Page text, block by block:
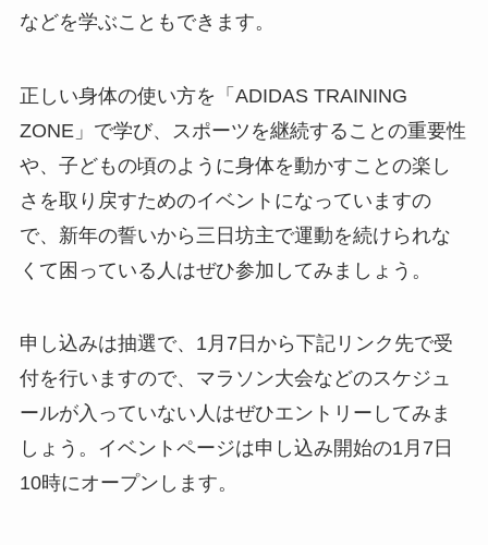
などを学ぶこともできます。
正しい身体の使い方を「ADIDAS TRAINING
ZONE」で学び、スポーツを継続することの重要性
や、子どもの頃のように身体を動かすことの楽し
さを取り戻すためのイベントになっていますの
で、新年の誓いから三日坊主で運動を続けられな
くて困っている人はぜひ参加してみましょう。
申し込みは抽選で、1月7日から下記リンク先で受
付を行いますので、マラソン大会などのスケジュ
ールが入っていない人はぜひエントリーしてみま
しょう。イベントページは申し込み開始の1月7日
10時にオープンします。